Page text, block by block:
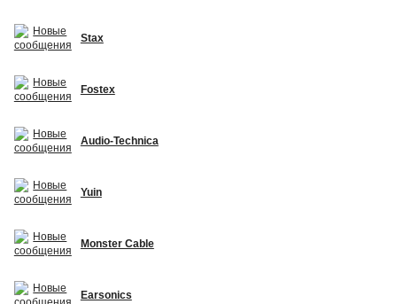
Stax
Fostex
Audio-Technica
Yuin
Monster Cable
Earsonics